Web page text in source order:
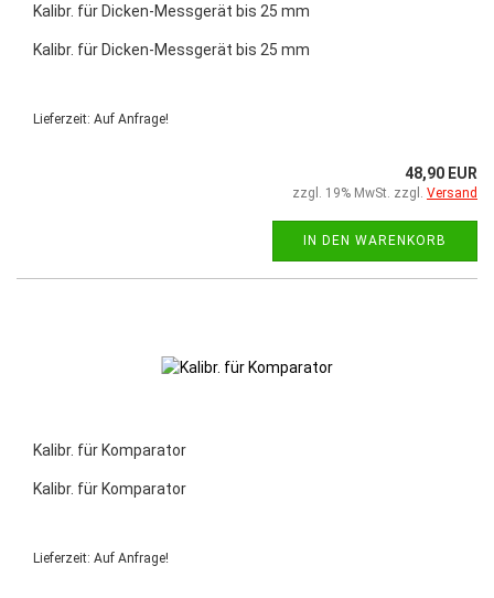
Kalibr. für Dicken-Messgerät bis 25 mm
Kalibr. für Dicken-Messgerät bis 25 mm
Lieferzeit: Auf Anfrage!
48,90 EUR
zzgl. 19% MwSt. zzgl. Versand
IN DEN WARENKORB
Kalibr. für Komparator
Kalibr. für Komparator
Lieferzeit: Auf Anfrage!